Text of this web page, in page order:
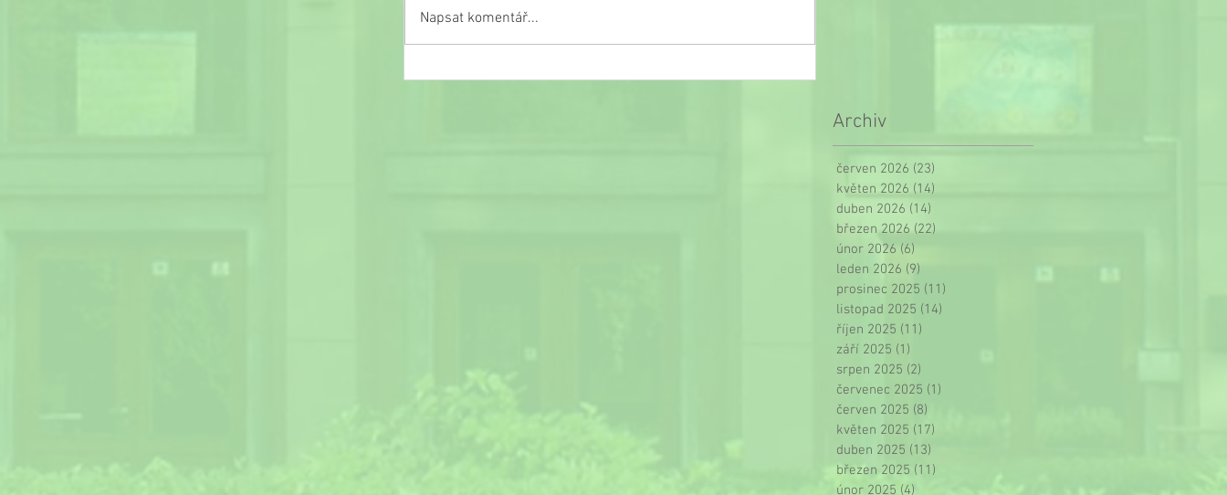
Slavnostní ukončení školního roku
Napsat komentář...
Archiv
červen 2026 (23)
květen 2026 (14)
duben 2026 (14)
březen 2026 (22)
únor 2026 (6)
leden 2026 (9)
prosinec 2025 (11)
listopad 2025 (14)
říjen 2025 (11)
září 2025 (1)
srpen 2025 (2)
červenec 2025 (1)
červen 2025 (8)
květen 2025 (17)
duben 2025 (13)
březen 2025 (11)
únor 2025 (4)